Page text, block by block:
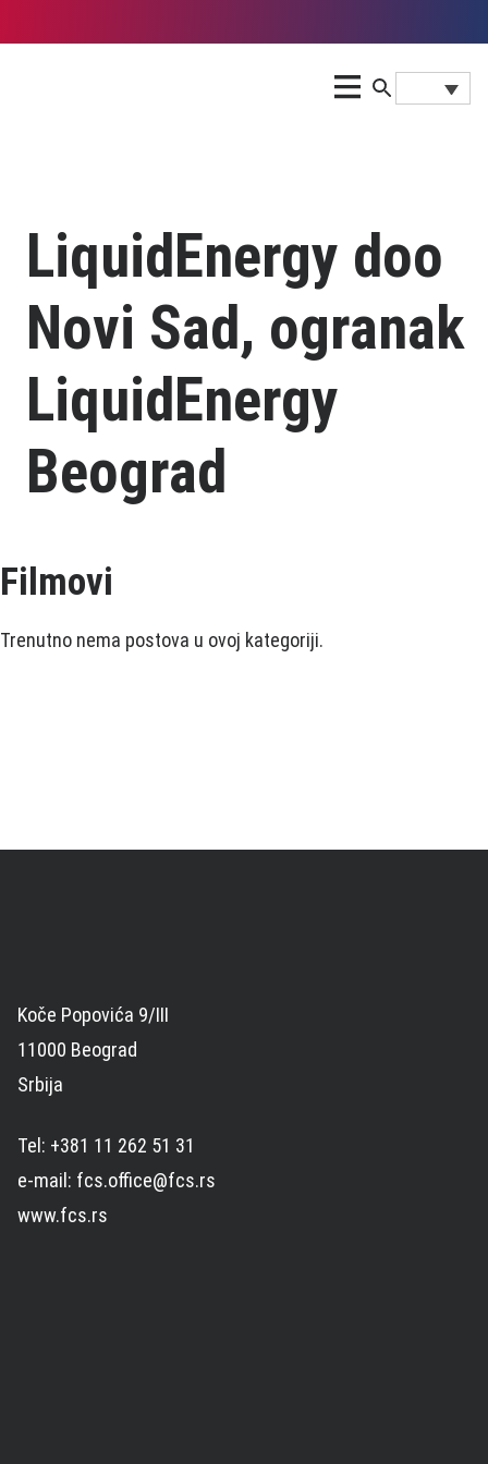
LiquidEnergy doo
Novi Sad, ogranak
LiquidEnergy
Beograd
Filmovi
Trenutno nema postova u ovoj kategoriji.
Koče Popovića 9/III
11000 Beograd
Srbija
Tel: +381 11 262 51 31
e-mail: fcs.office@fcs.rs
www.fcs.rs